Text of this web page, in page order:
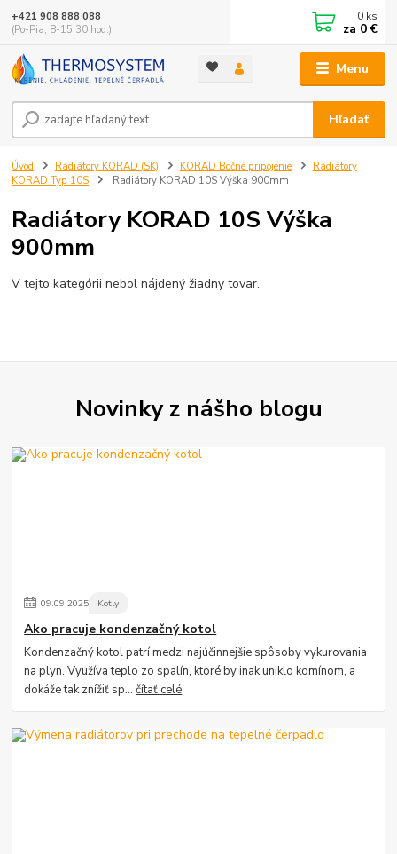
Menu
Hľadať
+421 908 888 088
(Po-Pia, 8-15:30 hod.)
0 ks
za 0 €
Úvod Radiátory KORAD (SK) KORAD Bočné pripojenie
Radiátory
KORAD Typ 10S
Radiátory KORAD 10S Výška 900mm
Radiátory KORAD 10S Výška
900mm
V tejto kategórii nebol nájdený žiadny tovar.
Novinky z nášho blogu
09.09.2025 Kotly
Ako pracuje kondenzačný kotol
Kondenzačný kotol patrí medzi najúčinnejšie spôsoby vykurovania
na plyn. Využíva teplo zo spalín, ktoré by inak uniklo komínom, a
dokáže tak znížiť sp...čítať celé